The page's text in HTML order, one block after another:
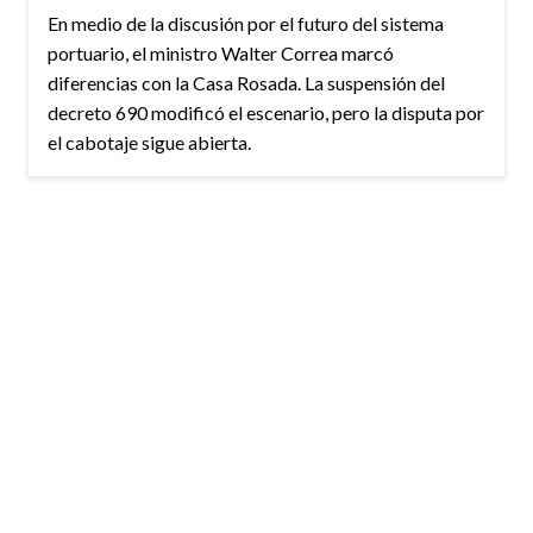
En medio de la discusión por el futuro del sistema
portuario, el ministro Walter Correa marcó
diferencias con la Casa Rosada. La suspensión del
decreto 690 modificó el escenario, pero la disputa por
el cabotaje sigue abierta.